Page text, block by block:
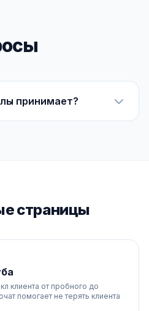
принимает?
страницы
клиента от пробного до
помогает не терять клиента